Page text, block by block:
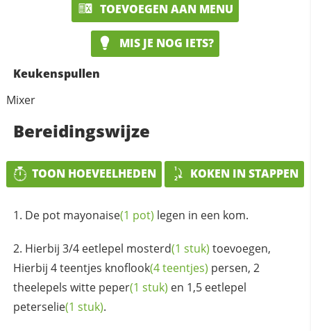
TOEVOEGEN AAN MENU
MIS JE NOG IETS?
Keukenspullen
Mixer
Bereidingswijze
TOON HOEVEELHEDEN KOKEN IN STAPPEN
De pot mayonaise(1 pot) legen in een kom.
Hierbij 3/4 eetlepel mosterd(1 stuk) toevoegen,
Hierbij 4teentjes knoflook(4 teentjes) persen, 2
theelepels witte peper(1 stuk) en 1,5 eetlepel
peterselie(1 stuk).